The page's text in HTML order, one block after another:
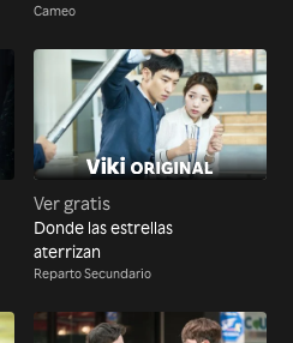
Cameo
Ver gratis
Donde las estrellas
aterrizan
Reparto Secundario